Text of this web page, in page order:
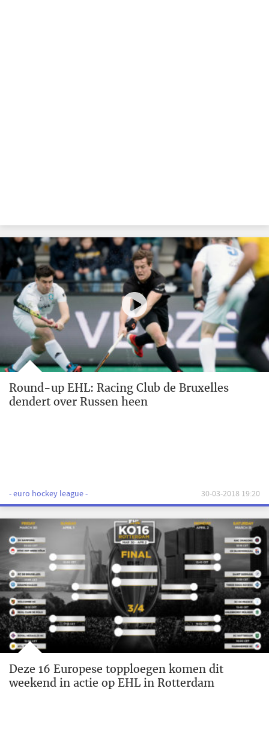
Round-up EHL: Racing Club de Bruxelles
dendert over Russen heen
- euro hockey league - 30-03-2018 19:20
Deze 16 Europese topploegen komen dit
weekend in actie op EHL in Rotterdam